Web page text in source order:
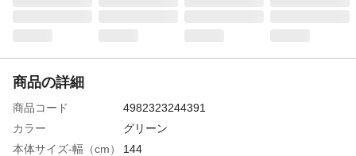
商品の詳細
商品コード
4982323244391
カラー
グリーン
本体サイズ-幅（cm）
144